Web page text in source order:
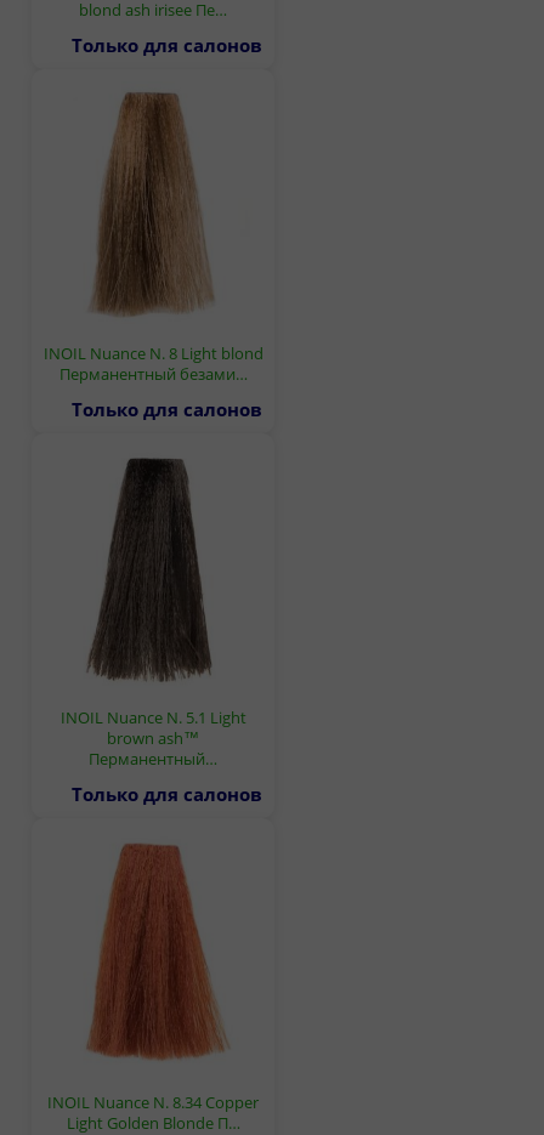
blond ash irisee Пе…
Только для салонов
INOIL Nuance N. 8 Light blond
Перманентный безами…
Только для салонов
INOIL Nuance N. 5.1 Light
brown ash™
Перманентный…
Только для салонов
INOIL Nuance N. 8.34 Copper
Light Golden Blonde П…